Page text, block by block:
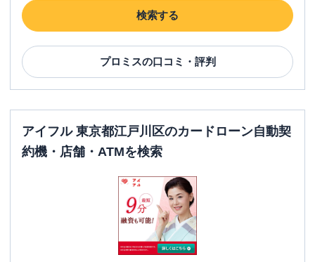
検索する
プロミスの口コミ・評判
アイフル 東京都江戸川区のカードローン自動契
約機・店舗・ATMを検索